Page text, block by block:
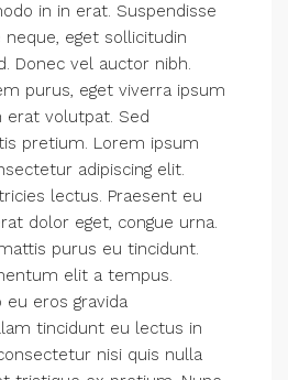
in in erat. Suspendisse
eget sollicitudin
Donec vel auctor nibh.
purus, eget viverra ipsum
erat volutpat. Sed
pretium. Lorem ipsum
adipiscing elit.
lectus. Praesent eu
dolor eget, congue urna.
purus eu tincidunt.
elit a tempus.
eu eros gravida
tincidunt eu lectus in
nisi quis nulla